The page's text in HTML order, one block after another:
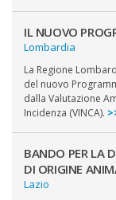
IL NUOVO
Lombardia
La Regione
del nuovo
dalla Valutazione
Incidenza (VINCA).
BANDO PER LA
DI ORIGINE
Lazio